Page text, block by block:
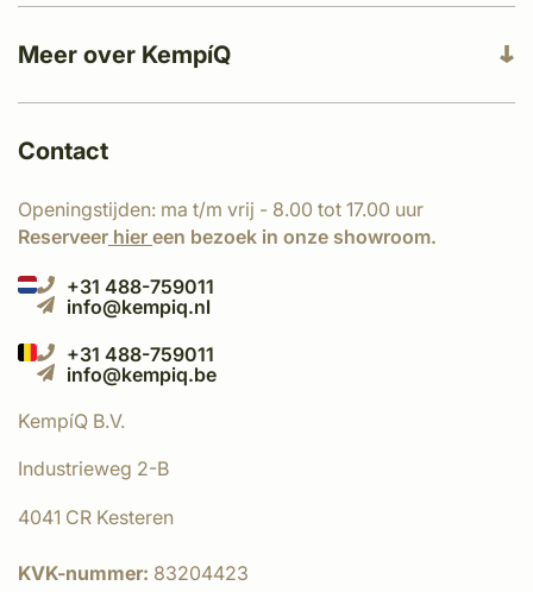
Meer over KempíQ
Contact
Openingstijden: ma t/m vrij - 8.00 tot 17.00 uur
Reserveer hier een bezoek in onze showroom.
+31 488-759011
info@kempiq.nl
+31 488-759011
info@kempiq.be
KempíQ B.V.
Industrieweg 2-B
4041 CR Kesteren
KVK-nummer: 83204423